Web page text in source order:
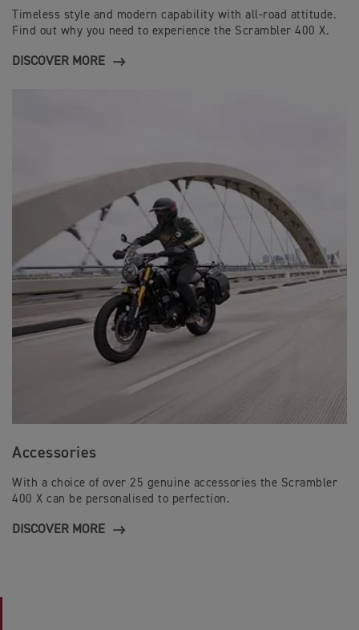
Timeless style and modern capability with all-road attitude.
Find out why you need to experience the Scrambler 400 X.
DISCOVER MORE
Accessories
With a choice of over 25 genuine accessories the Scrambler
400 X can be personalised to perfection.
DISCOVER MORE